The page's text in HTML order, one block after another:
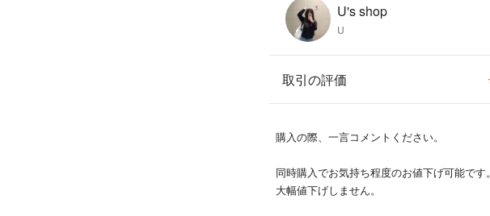
U's shop
U
取引の評価
購入の際、一言コメントください。
同時購入でお気持ち程度のお値下げ可能です。
大幅値下げしません。